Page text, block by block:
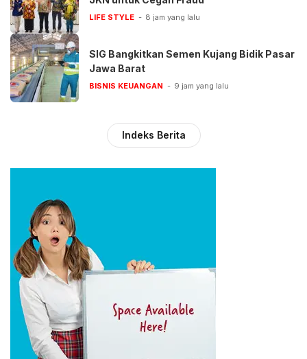
LIFE STYLE 8 jam yang lalu
SIG Bangkitkan Semen Kujang Bidik Pasar
Jawa Barat
BISNIS KEUANGAN 9 jam yang lalu
Indeks Berita